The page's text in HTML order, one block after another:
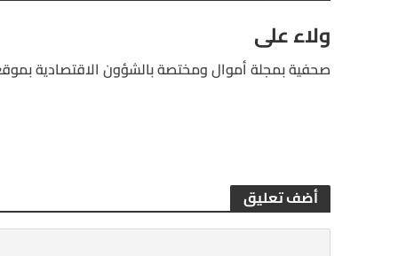
ولاء على
صحفية بمجلة أموال ومختصة بالشؤون الاقتصادية
أضف تعليق